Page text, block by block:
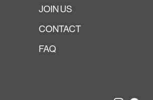
JOIN US
CONTACT
FAQ